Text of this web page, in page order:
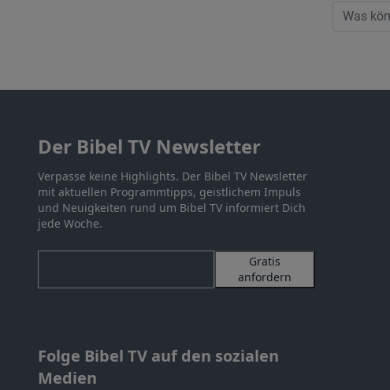
Der Bibel TV Newsletter
Verpasse keine Highlights. Der Bibel TV Newsletter
mit aktuellen Programmtipps, geistlichem Impuls
und Neuigkeiten rund um Bibel TV informiert Dich
jede Woche.
Gratis
anfordern
Folge Bibel TV auf den sozialen
Medien